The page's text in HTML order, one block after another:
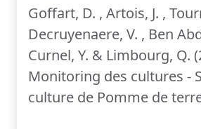
Goffart, D. , Artois, J. ,
Decruyenaere, V. , Ben
Curnel, Y. & Limbourg, Q.
Monitoring des cultures -
culture de Pomme de